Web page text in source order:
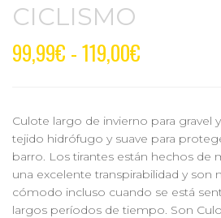
CICLISMO
99,99€ -119,00€
Culote largo de invierno para gravel
tejido hidrófugo y suave para
barro. Los tirantes están hechos de
una excelente transpirabilidad y son
cómodo incluso cuando se está
largos períodos de tiempo. Son